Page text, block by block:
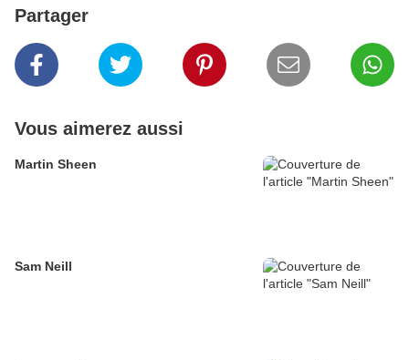
Partager
Vous aimerez aussi
Martin Sheen
Sam Neill